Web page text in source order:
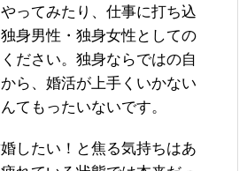
ってみたり、仕事に打ち込
身男性・独身女性としての
ださい。独身ならではの自
ら、婚活が上手くいかない
てもったいないです。
したい！と焦る気持ちはあ